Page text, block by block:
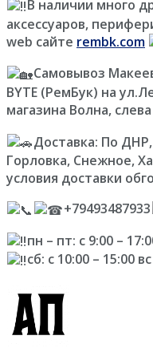
В наличии много
аксессуаров,
web сайте rembk.com
Самовывоз
BYTE (РемБук) на
магазина Волна,
Доставка: По
Горловка, Снежное,
условия доставки
+79493487933
пн – пт: с 9:00 –
сб: с 10:00 – 15:00